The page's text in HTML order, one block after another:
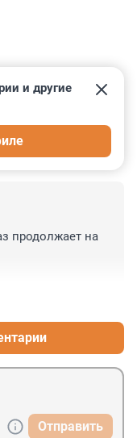
и другие
продолжает на
Отправить